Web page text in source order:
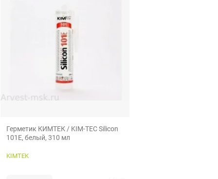
Герметик КИМТЕК / KIM-TEC Silicon
101E, белый, 310 мл
KIMTEK